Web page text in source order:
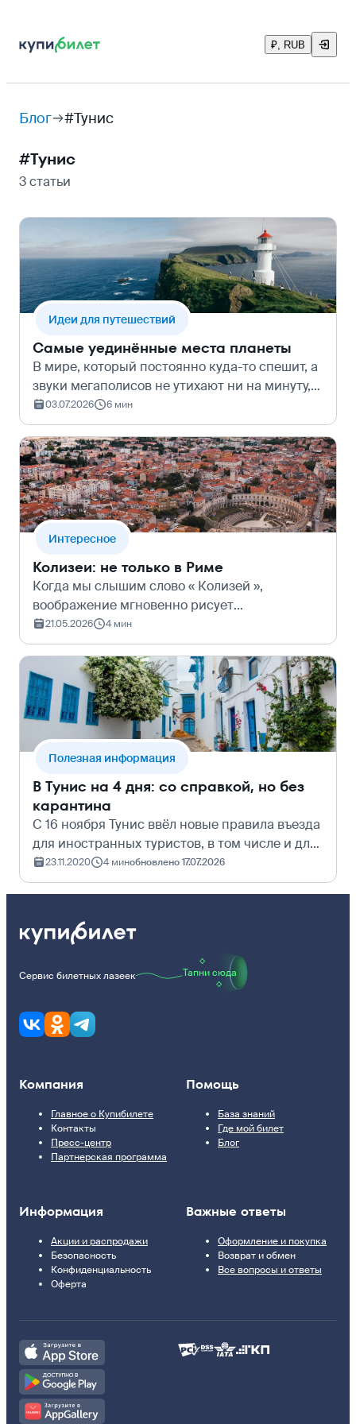
₽, RUB
Блог #Тунис
#Тунис
3 статьи
Идеи для путешествий
Самые уединённые места планеты
В мире, который постоянно куда-то спешит, а
звуки мегаполисов не утихают ни на минуту,
по-настоящему бесценной становится
возможность оказаться в абсолютной тишине.
Туда, где слышен только шум ветра,…
03.07.2026 6 мин
Интересное
Колизеи: не только в Риме
Когда мы слышим слово « Колизей »,
воображение мгновенно рисует
величественные руины в центре итальянской
столицы. Но огромные амфитеатры – это не
эксклюзивный бренд города на семи холмах,
а настоящий…
21.05.2026 4 мин
Полезная информация
В Тунис на 4 дня: со справкой, но без
карантина
С 16 ноября Тунис ввёл новые правила въезда
для иностранных туристов, в том числе и для
россиян. Однако эти правила различаются
для тех, кто летит самостоятельно и летящих
23.11.2020 4 минобновлено 17.07.2026
Сервис билетных лазеек Тапни сюда
Компания
Главное о Купибилете
Контакты
Пресс-центр
Партнерская программа
Помощь
База знаний
Где мой билет
Блог
Информация
Акции и распродажи
Безопасность
Конфиденциальность
Оферта
Важные ответы
Оформление и покупка
Возврат и обмен
Все вопросы и ответы